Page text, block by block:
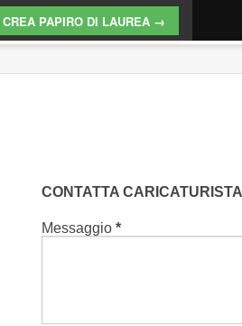
CREA PAPIRO DI LAUREA →
CONTATTA CARICATURISTA
Messaggio *